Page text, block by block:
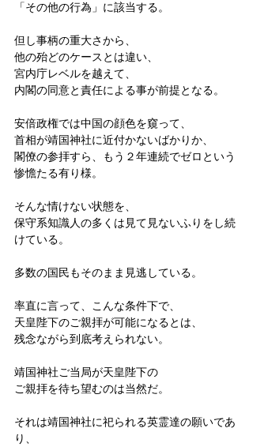
「その他の行為」に該当する。
但し事柄の重大さから、
他の殆どのケースとは違い、
宮内庁レベルを越えて、
内閣の同意と責任による事が前提となる。
安倍政権では中国の顔色を窺って、
首相が靖国神社に近付かないばかりか、
閣僚の参拝すら、もう２年連続でゼロという
惨憺たる有り様。
そんな情けない状態を、
保守系知識人の多くは見て見ないふりをし続
けている。
多数の国民もそのまま見逃している。
率直に言って、こんな条件下で、
天皇陛下のご親拝が可能になるとは、
残念ながら到底考えられない。
靖国神社ご当局が天皇陛下の
ご親拝を待ち望むのは当然だ。
それは靖国神社に祀られる英霊達の願いであ
り、